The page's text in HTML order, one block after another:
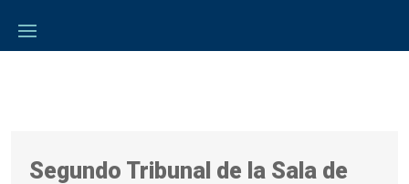
Segundo Tribunal de la Sala de